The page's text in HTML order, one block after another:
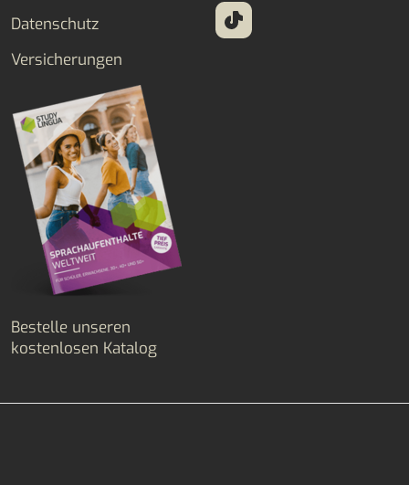
Datenschutz
Versicherungen
Bestelle unseren
kostenlosen Katalog